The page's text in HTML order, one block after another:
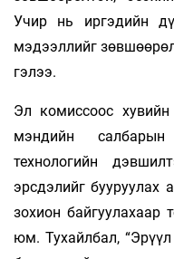
Учир нь иргэдийн
мэдээллийг
гэлээ.
Эл комиссоос
мэндийн
технологийн
эрсдэлийг бууруулах
зохион байгуулахаар
юм. Тухайлбал,